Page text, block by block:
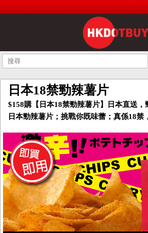
日本18禁勁辣薯片
$158購【日本18禁勁辣薯片】日本直送，
日本勁辣薯片；挑戰你既味蕾；真係18禁